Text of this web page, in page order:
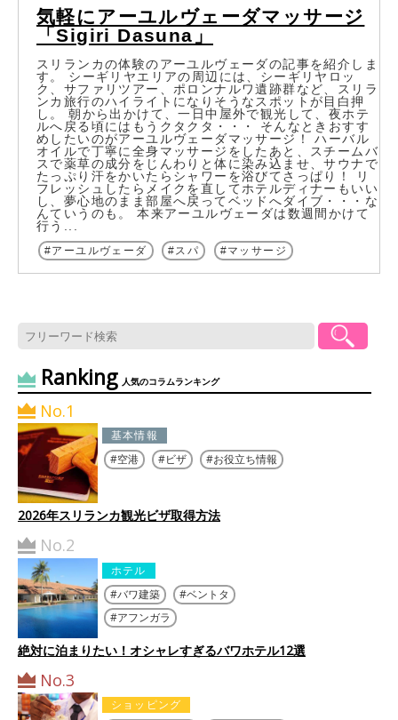
気軽にアーユルヴェーダマッサージ
「Sigiri Dasuna」
スリランカの体験のアーユルヴェーダの記事を紹介しま
す。 シーギリヤエリアの周辺には、シーギリヤロッ
ク、サファリツアー、ポロンナルワ遺跡群など、スリラ
ンカ旅行のハイライトになりそうなスポットが目白押
し。 朝から出かけて、一日中屋外で観光して、夜ホテ
ルへ戻る頃にはもうクタクタ・・・ そんなときおすす
めしたいのがアーユルヴェーダマッサージ！ ハーバル
オイルで丁寧に全身マッサージをしたあと、スチームバ
スで薬草の成分をじんわりと体に染み込ませ、サウナで
たっぷり汗をかいたらシャワーを浴びてさっぱり！ リ
フレッシュしたらメイクを直してホテルディナーもいい
し、夢心地のまま部屋へ戻ってベッドへダイブ・・・な
んていうのも。 本来アーユルヴェーダは数週間かけて
行う...
アーユルヴェーダ スパ マッサージ
Ranking 人気のコラムランキング
No.1
基本情報
空港
ビザ お役立ち情報
2026年スリランカ観光ビザ取得方法
No.2
ホテル
バワ建築
ベントタ
アフンガラ
絶対に泊まりたい！オシャレすぎるバワホテル12選
No.3
ショッピング